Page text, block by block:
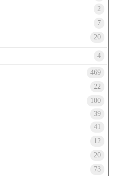
2
7
20
4
469
22
100
39
41
12
20
73